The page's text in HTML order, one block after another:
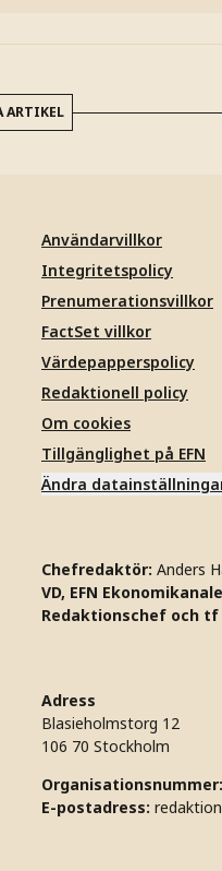
ARTIKEL
Användarvillkor
Integritetspolicy
Prenumerationsvillkor
FactSet villkor
Värdepapperspolicy
Redaktionell policy
Om cookies
Tillgänglighet på EFN
Ändra
Chefredaktör: Anders
VD, EFN
Redaktionschef och
Adress
Blasieholmstorg 12
106 70 Stockholm
Organisationsnummer:
E-postadress: